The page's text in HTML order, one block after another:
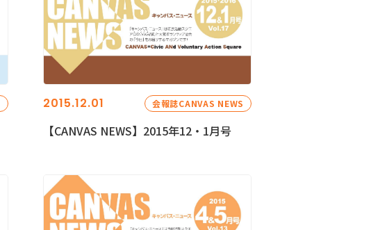
2015.12.01 会報誌CANVAS NEWS
【CANVAS NEWS】2015年12・1月号